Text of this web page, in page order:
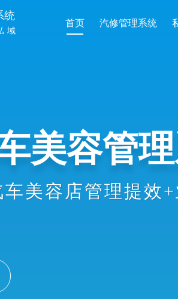
统
域
首页 汽修管理系统
效
车、维修开单收银
业绩提成统计等数
店务管理效率